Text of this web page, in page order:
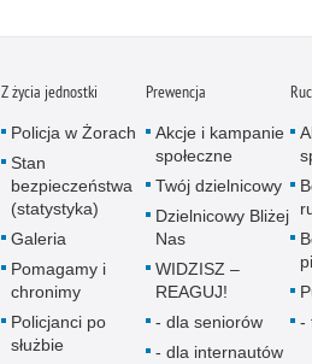
Z życia jednostki
Policja w Żorach
Stan
bezpieczeństwa
(statystyka)
Galeria
Pomagamy i
chronimy
Policjanci po
służbie
Prewencja
Akcje i kampanie
społeczne
Twój dzielnicowy
Dzielnicowy Bliżej
Nas
WIDZISZ –
REAGUJ!
- dla senio­rów
- dla internautów
-